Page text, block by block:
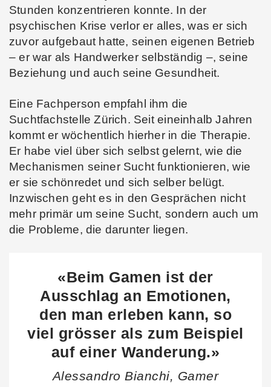
Stunden konzentrieren konnte. In der
psychischen Krise verlor er alles, was er sich
zuvor aufgebaut hatte, seinen eigenen Betrieb
– er war als Handwerker selbständig –, seine
Beziehung und auch seine Gesundheit.
Eine Fachperson empfahl ihm die
Suchtfachstelle Zürich. Seit eineinhalb Jahren
kommt er wöchentlich hierher in die Therapie.
Er habe viel über sich selbst gelernt, wie die
Mechanismen seiner Sucht funktionieren, wie
er sie schönredet und sich selber belügt.
Inzwischen geht es in den Gesprächen nicht
mehr primär um seine Sucht, sondern auch um
die Probleme, die darunter liegen.
«Beim Gamen ist der
Ausschlag an Emotionen,
den man erleben kann, so
viel grösser als zum Beispiel
auf einer Wanderung.»
Alessandro Bianchi, Gamer